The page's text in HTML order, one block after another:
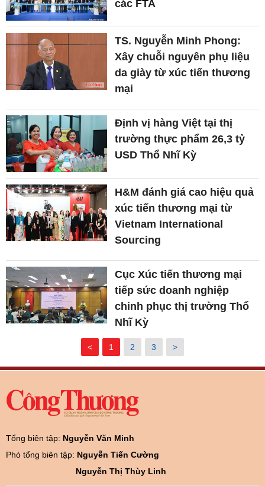
các FTA
TS. Nguyễn Minh Phong:
Xây chuỗi nguyên phụ liệu
da giày từ xúc tiến thương
mại
Định vị hàng Việt tại thị
trường thực phẩm 26,3 tỷ
USD Thổ Nhĩ Kỳ
H&M đánh giá cao hiệu quả
xúc tiến thương mại từ
Vietnam International
Sourcing
Cục Xúc tiến thương mại
tiếp sức doanh nghiệp
chinh phục thị trường Thổ
Nhĩ Kỳ
< 1 2 3 >
Tổng biên tập: Nguyễn Văn Minh
Phó tổng biên tập: Nguyễn Tiến Cường
Nguyễn Thị Thùy Linh